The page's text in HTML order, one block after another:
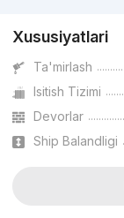
Xususiyatlari
Ta'mirlash
Isitish Tizimi
Devorlar
Ship Balandligi